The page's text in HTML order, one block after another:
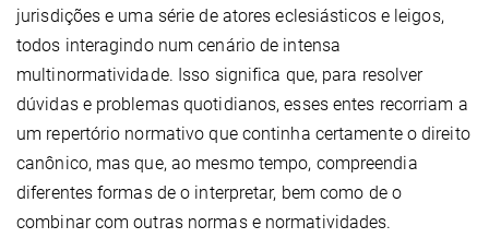
jurisdições e uma série de atores eclesiásticos e leigos,
todos interagindo num cenário de intensa
multinormatividade. Isso significa que, para resolver
dúvidas e problemas quotidianos, esses entes recorriam a
um repertório normativo que continha certamente o direito
canônico, mas que, ao mesmo tempo, compreendia
diferentes formas de o interpretar, bem como de o
combinar com outras normas e normatividades.